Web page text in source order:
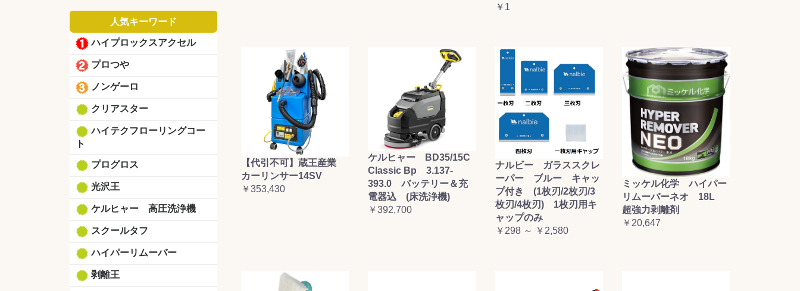
人気キーワード
ハイプロックスアクセル
プロつや
ノンゲーロ
クリアスター
ハイテクフローリングコー
ト
プログロス
光沢王
ケルヒャー 高圧洗浄機
スクールタフ
ハイパーリムーバー
剥離王
￥1
【代引不可】蔵王産業
カーリンサー14SV
￥353,430
ケルヒャー BD35/15C
Classic Bp 3.137-
393.0 バッテリー＆充
電器込 (床洗浄機)
￥392,700
ナルビー ガラススクレ
ーパー ブルー キャッ
プ付き (1枚刃/2枚刃/3
枚刃/4枚刃) 1枚刃用キ
ャップのみ
￥298 ～ ￥2,580
ミッケル化学 ハイパー
リムーバーネオ 18L
超強力剥離剤
￥20,647